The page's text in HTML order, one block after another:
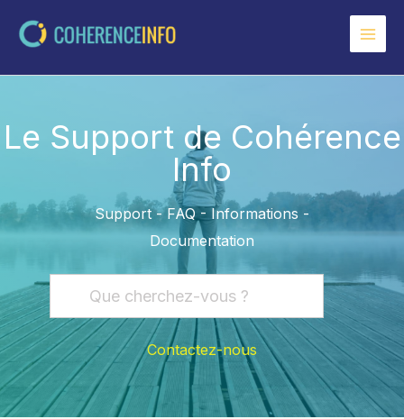
Le Support de Cohérence
Info
Support - FAQ - Informations -
Documentation
Contactez-nous